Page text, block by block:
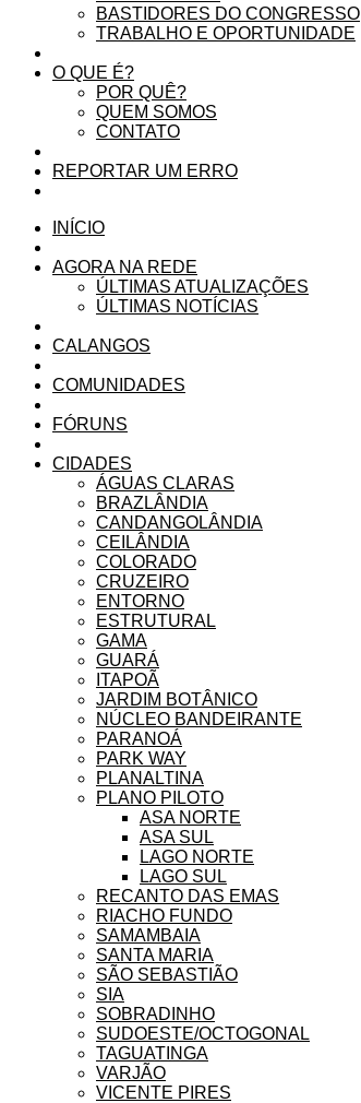
BASTIDORES DO CONGRESSO
TRABALHO E OPORTUNIDADE
O QUE É?
POR QUÊ?
QUEM SOMOS
CONTATO
REPORTAR UM ERRO
INÍCIO
AGORA NA REDE
ÚLTIMAS ATUALIZAÇÕES
ÚLTIMAS NOTÍCIAS
CALANGOS
COMUNIDADES
FÓRUNS
CIDADES
ÁGUAS CLARAS
BRAZLÂNDIA
CANDANGOLÂNDIA
CEILÂNDIA
COLORADO
CRUZEIRO
ENTORNO
ESTRUTURAL
GAMA
GUARÁ
ITAPOÃ
JARDIM BOTÂNICO
NÚCLEO BANDEIRANTE
PARANOÁ
PARK WAY
PLANALTINA
PLANO PILOTO
ASA NORTE
ASA SUL
LAGO NORTE
LAGO SUL
RECANTO DAS EMAS
RIACHO FUNDO
SAMAMBAIA
SANTA MARIA
SÃO SEBASTIÃO
SIA
SOBRADINHO
SUDOESTE/OCTOGONAL
TAGUATINGA
VARJÃO
VICENTE PIRES